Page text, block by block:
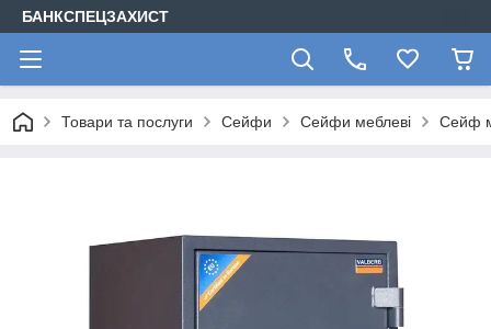
БАНКСПЕЦЗАХИСТ
Товари та послуги Сейфи Сейфи меблеві Сейф